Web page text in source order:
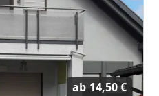
ab 14,50 €